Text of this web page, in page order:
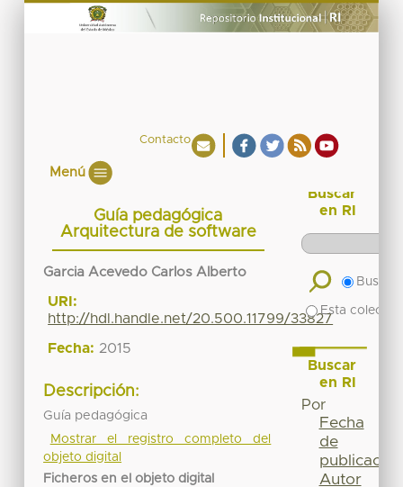
Contacto
Menú
Guía pedagógica
Arquitectura de software
Garcia Acevedo Carlos Alberto
URI:
http://hdl.handle.net/20.500.11799/33827
Fecha: 2015
Descripción:
Guía pedagógica
Mostrar el registro completo del
objeto digital
Ficheros en el objeto digital
Buscar
en RI
Buscar
Esta
Buscar
en RI
Por
Fecha
de
publicación
Autor